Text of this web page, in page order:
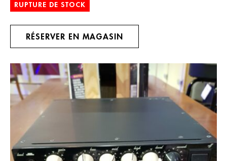
RUPTURE DE STOCK
RÉSERVER EN MAGASIN